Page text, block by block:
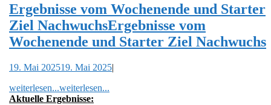
Ergebnisse vom Wochenende und Starter
Ziel NachwuchsErgebnisse vom
Wochenende und Starter Ziel Nachwuchs
19. Mai 202519. Mai 2025|
weiterlesen...weiterlesen...
Aktuelle Ergebnisse: